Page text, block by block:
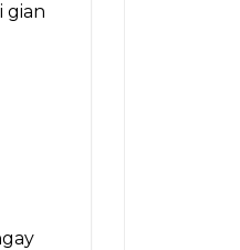
gian